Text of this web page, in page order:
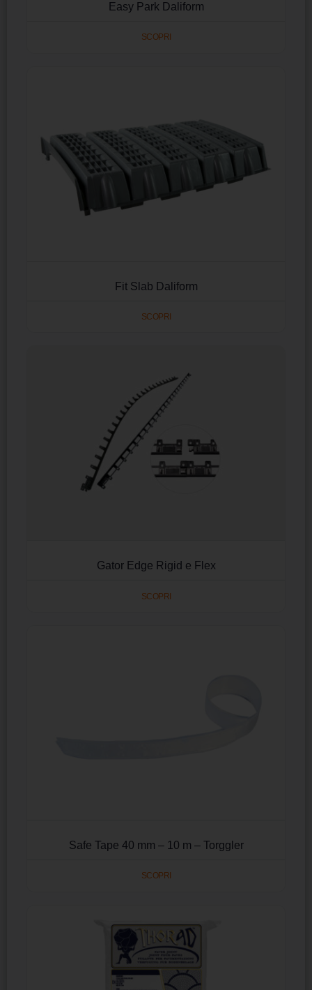
Easy Park Daliform
SCOPRI
Fit Slab Daliform
SCOPRI
Gator Edge Rigid e Flex
SCOPRI
Safe Tape 40 mm – 10 m – Torggler
SCOPRI